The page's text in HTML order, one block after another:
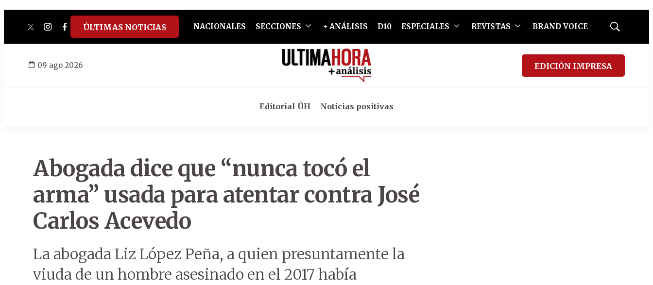
twitterinstagram
facebook
tiktokyoutube
spotify
ÚLTIMAS NOTICIAS NACIONALES SECCIONES + ANÁLISIS D10 ESPECIALES REVISTAS BRAND VOICE
Mostrar
09 ago 2026 EDICIÓN IMPRESA
Editorial ÚH Noticias positivas
Abogada dice que “nunca tocó el
arma” usada para atentar contra José
Carlos Acevedo
La abogada Liz López Peña, a quien presuntamente la
viuda de un hombre asesinado en el 2017 había